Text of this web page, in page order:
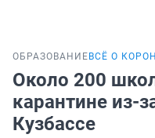
ОБРАЗОВАНИЕ ВСЁ О
Около 200
карантине из-
Кузбассе